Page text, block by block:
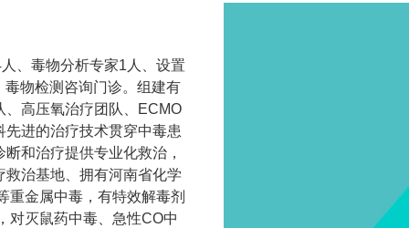
、毒物分析专家1人、设置
物检测咨询门诊。组建有
高压氧治疗团队、ECMO
进的治疗技术贯穿中毒患
和治疗提供专业化救治，
治基地、拥有河南省化学
重金属中毒，有特效解毒剂
对灭鼠药中毒、急性CO中